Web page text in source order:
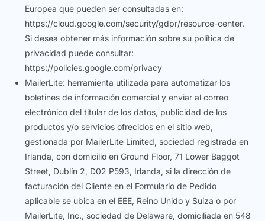
Europea que pueden ser consultadas en:
https://cloud.google.com/security/gdpr/resource-center.
Si desea obtener más información sobre su política de
privacidad puede consultar:
https://policies.google.com/privacy
MailerLite: herramienta utilizada para automatizar los
boletines de información comercial y enviar al correo
electrónico del titular de los datos, publicidad de los
productos y/o servicios ofrecidos en el sitio web,
gestionada por MailerLite Limited, sociedad registrada en
Irlanda, con domicilio en Ground Floor, 71 Lower Baggot
Street, Dublín 2, D02 P593, Irlanda, si la dirección de
facturación del Cliente en el Formulario de Pedido
aplicable se ubica en el EEE, Reino Unido y Suiza o por
MailerLite, Inc., sociedad de Delaware, domiciliada en 548